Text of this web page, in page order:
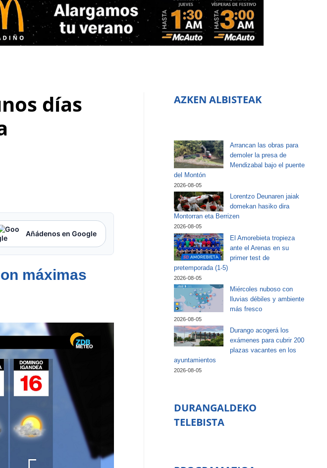
días
Añádenos en Google
máximas
AZKEN ALBISTEAK
Arrancan las obras para
demoler la presa de
Mendizabal bajo el puente
del Montón
2026-08-05
Lorentzo Deunaren jaiak
domekan hasiko dira
Montorran eta Berrizen
2026-08-05
El Amorebieta tropieza
ante el Arenas en su
primer test de
pretemporada (1-5)
2026-08-05
Miércoles nuboso con
lluvias débiles y ambiente
más fresco
2026-08-05
Durango acogerá los
exámenes para cubrir 200
plazas vacantes en los
ayuntamientos
2026-08-05
DURANGALDEKO
TELEBISTA